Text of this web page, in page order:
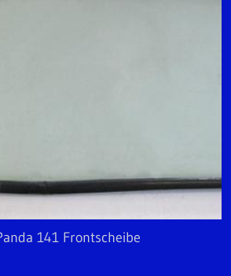
141 Frontscheibe